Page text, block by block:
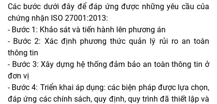
Các bước dưới đây để đáp ứng được những yêu cầu của
chứng nhận ISO 27001:2013:
- Bước 1: Khảo sát và tiến hành lên phương án
- Bước 2: Xác định phương thức quản lý rủi ro an toàn
thông tin
- Bước 3: Xây dựng hệ thống đảm bảo an toàn thông tin ở
đơn vị
- Bước 4: Triển khai áp dụng: các biện pháp được lựa chọn,
đáp ứng các chính sách, quy định, quy trình đã thiết lập và